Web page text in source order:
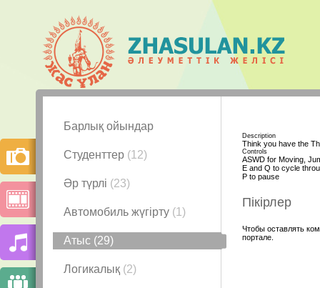
Барлық ойындар
Студенттер (12)
Әр түрлі (23)
Автомобиль жүгірту (1)
Атыс (29)
Логикалық (2)
Description
Think you have the
Controls
ASWD for Moving,
E and Q to cycle
P to pause
Пікірлер
Чтобы оставлять
портале.